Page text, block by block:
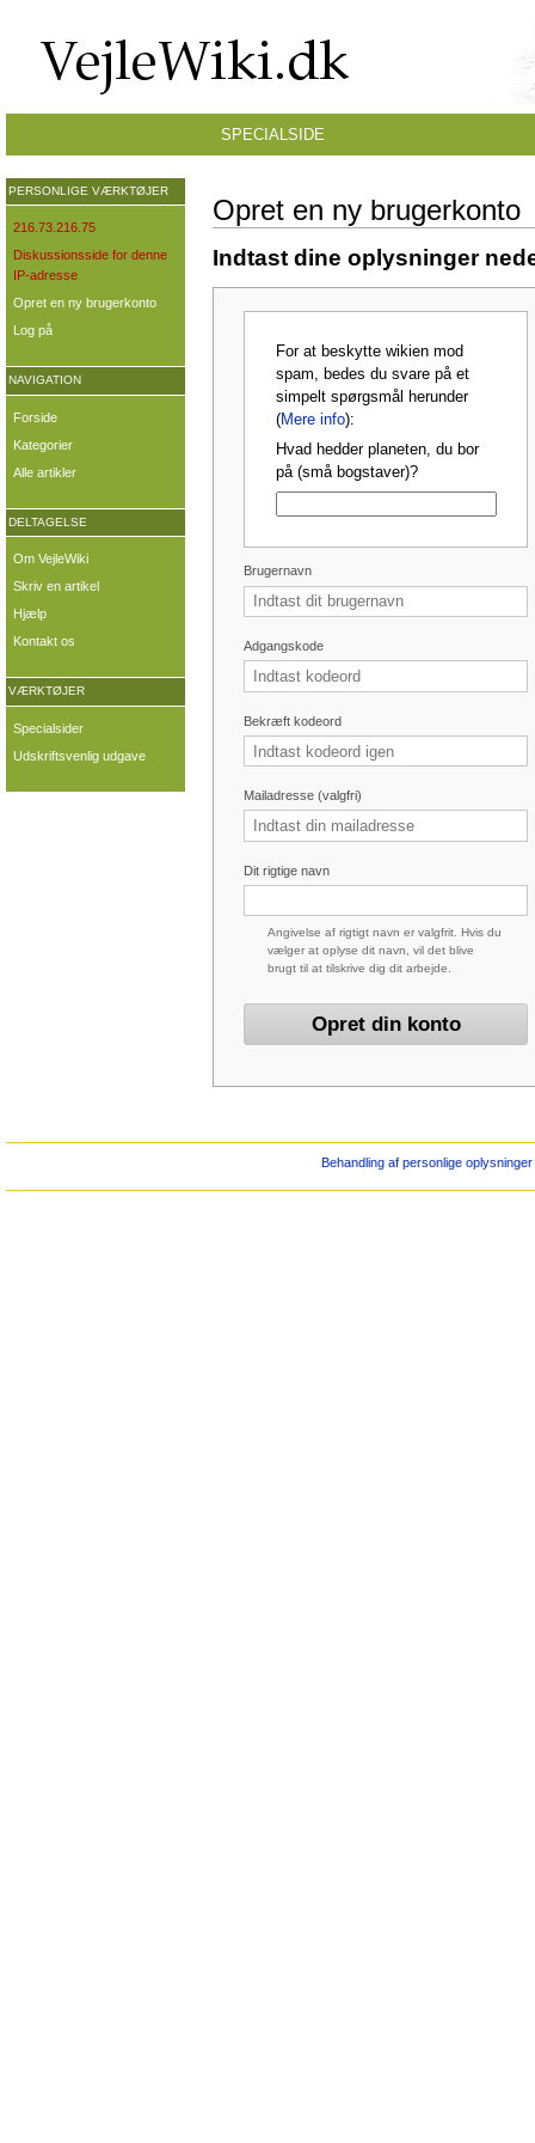
Opret en ny brugerkonto
Indtast dine oplysninger
For at beskytte wikien mod
spam, bedes du svare på et
simpelt spørgsmål herunder
(Mere info):
Hvad hedder planeten, du bor
på (små bogstaver)?
Brugernavn
Adgangskode
Bekræft kodeord
Mailadresse (valgfri)
Dit rigtige navn
Angivelse af rigtigt navn er valgfrit. Hvis du
vælger at oplyse dit navn, vil det blive
brugt til at tilskrive dig dit arbejde.
SPECIALSIDE
PERSONLIGE VÆRKTØJER
216.73.216.75
Diskussionsside for denne
IP-adresse
Opret en ny brugerkonto
Log på
NAVIGATION
Forside
Kategorier
Alle artikler
DELTAGELSE
Om VejleWiki
Skriv en artikel
Hjælp
Kontakt os
VÆRKTØJER
Specialsider
Udskriftsvenlig udgave
Behandling af personlige oplysninger